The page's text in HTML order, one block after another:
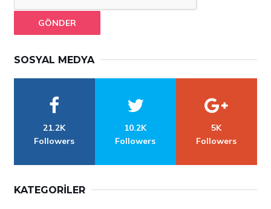
GÖNDER
SOSYAL MEDYA
21.2K
Followers
10.2K
Followers
5K
Followers
KATEGORILER